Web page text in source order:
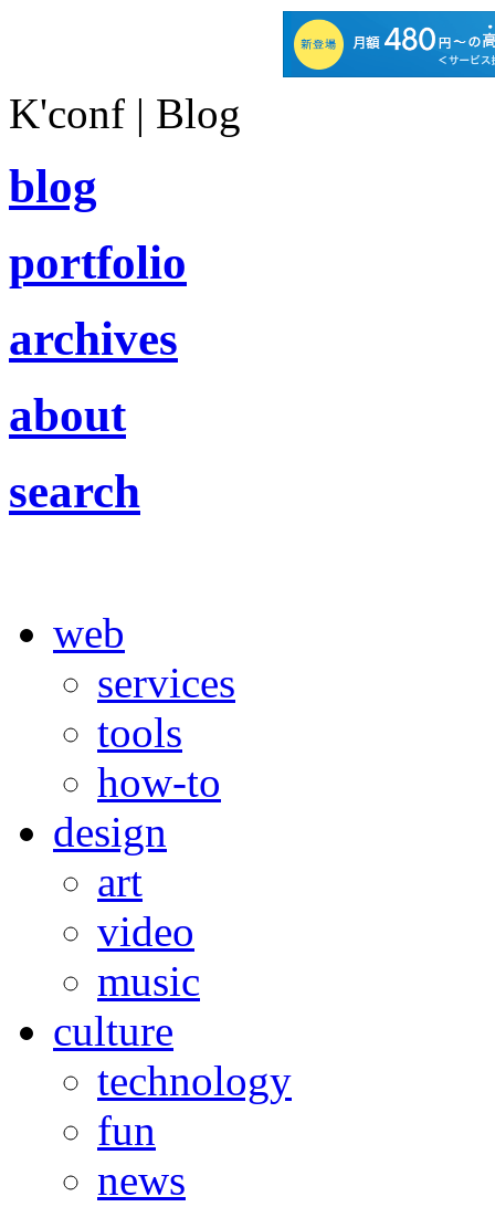
K'conf | Blog
blog
portfolio
archives
about
search
web
services
tools
how-to
design
art
video
music
culture
technology
fun
news